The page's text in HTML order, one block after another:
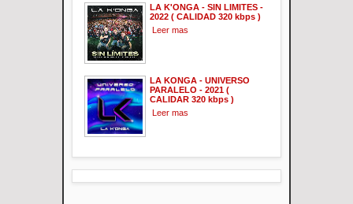
LA K'ONGA - SIN LIMITES -
2022 ( CALIDAD 320 kbps )
Leer mas
LA KONGA - UNIVERSO
PARALELO - 2021 (
CALIDAR 320 kbps )
Leer mas